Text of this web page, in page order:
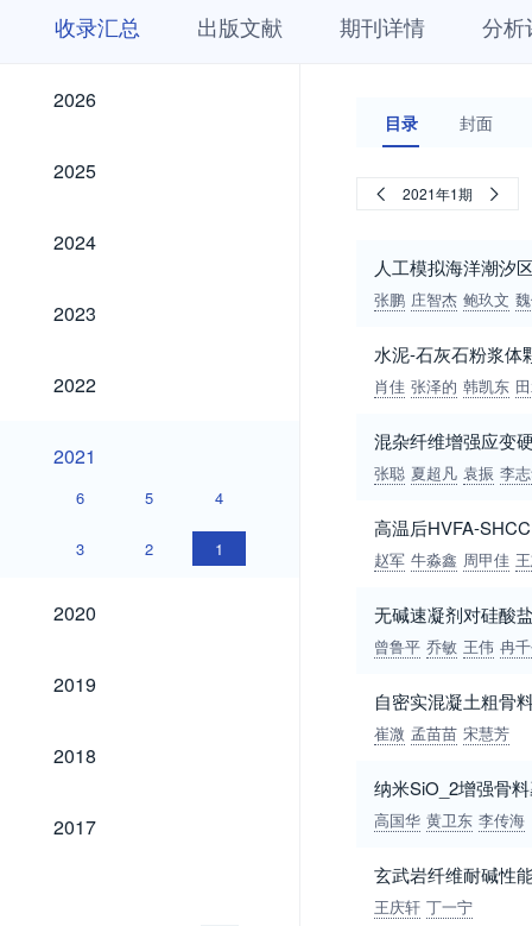
收录汇总 出版文献 期刊详情 分析
2026
2026
2025
2025
2024
2024
2023
2023
2022
2022
2021
2021
6 5 4
3 2 1
2020
2020
2019
2019
2018
2018
2017
2017
目录 封面
2021年1期
人工模拟海洋潮汐
张鹏 庄智杰 鲍玖文
水泥-石灰石粉浆体
肖佳 张泽的 韩凯东
混杂纤维增强应变
张聪 夏超凡 袁振 李
高温后HVFA-
赵军 牛淼鑫 周甲佳
无碱速凝剂对硅酸
曾鲁平 乔敏 王伟 冉
自密实混凝土粗骨
崔溦 孟苗苗 宋慧芳
纳米SiO_2增强骨
高国华 黄卫东 李传海
玄武岩纤维耐碱性
王庆轩 丁一宁